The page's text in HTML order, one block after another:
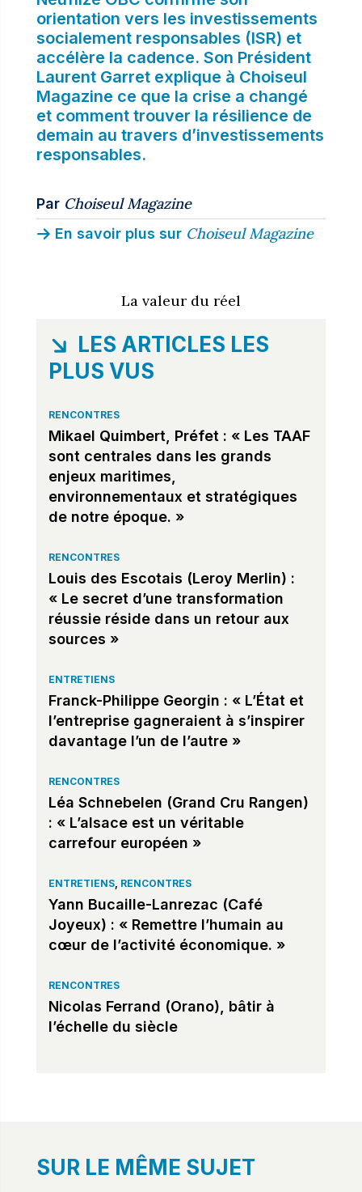
orientation vers les investissements
socialement responsables (ISR) et
accélère la cadence. Son Président
Laurent Garret explique à Choiseul
Magazine ce que la crise a changé
et comment trouver la résilience de
demain au travers d’investissements
responsables.
Par Choiseul Magazine
En savoir plus sur Choiseul Magazine
La valeur du réel
LES ARTICLES LES
PLUS VUS
RENCONTRES
Mikael Quimbert, Préfet : « Les TAAF
sont centrales dans les grands
enjeux maritimes,
environnementaux et stratégiques
de notre époque. »
RENCONTRES
Louis des Escotais (Leroy Merlin) :
« Le secret d’une transformation
réussie réside dans un retour aux
sources »
ENTRETIENS
Franck-Philippe Georgin : « L’État et
l’entreprise gagneraient à s’inspirer
davantage l’un de l’autre »
RENCONTRES
Léa Schnebelen (Grand Cru Rangen)
: « L’alsace est un véritable
carrefour européen »
ENTRETIENS, RENCONTRES
Yann Bucaille-Lanrezac (Café
Joyeux) : « Remettre l’humain au
cœur de l’activité économique. »
RENCONTRES
Nicolas Ferrand (Orano), bâtir à
l’échelle du siècle
SUR LE MÊME SUJET